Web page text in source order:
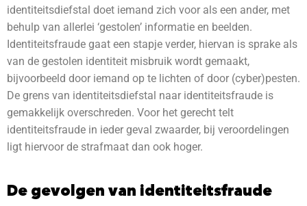
identiteitsdiefstal doet iemand zich voor als een ander, met
behulp van allerlei ‘gestolen’ informatie en beelden.
Identiteitsfraude gaat een stapje verder, hiervan is sprake als
van de gestolen identiteit misbruik wordt gemaakt,
bijvoorbeeld door iemand op te lichten of door (cyber)pesten.
De grens van identiteitsdiefstal naar identiteitsfraude is
gemakkelijk overschreden. Voor het gerecht telt
identiteitsfraude in ieder geval zwaarder, bij veroordelingen
ligt hiervoor de strafmaat dan ook hoger.
De gevolgen van identiteitsfraude